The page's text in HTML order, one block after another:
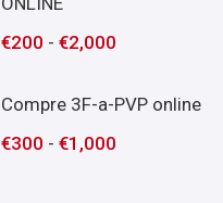
€200 -€2,000
Compre 3F-a-PVP online
€300 -€1,000